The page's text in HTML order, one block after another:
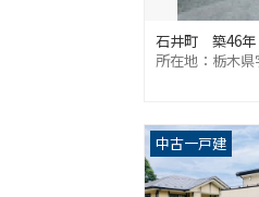
石井町 築46年
所在地：栃木
中古一戸建